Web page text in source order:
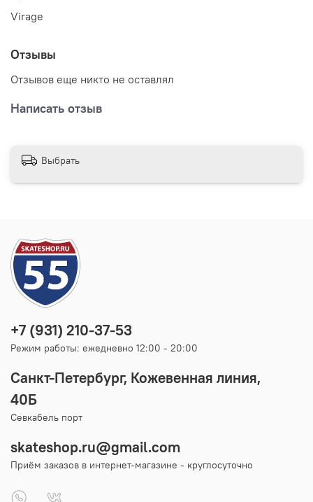
Virage
Отзывы
Отзывов еще никто не оставлял
Написать отзыв
Выбрать
+7 (931) 210-37-53
Режим работы: ежедневно 12:00 - 20:00
Санкт-Петербург, Кожевенная линия,
40Б
Севкабель порт
skateshop.ru@gmail.com
Приём заказов в интернет-магазине - круглосуточно